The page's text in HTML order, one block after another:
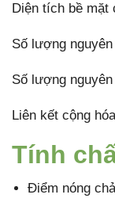
Diện tích bề mặt
Số lượng
Số lượng
Liên kết cộng
Tính
Điểm nóng